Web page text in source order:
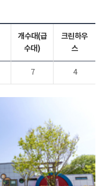
개수대(급
수대)
크린하우
스
7 4